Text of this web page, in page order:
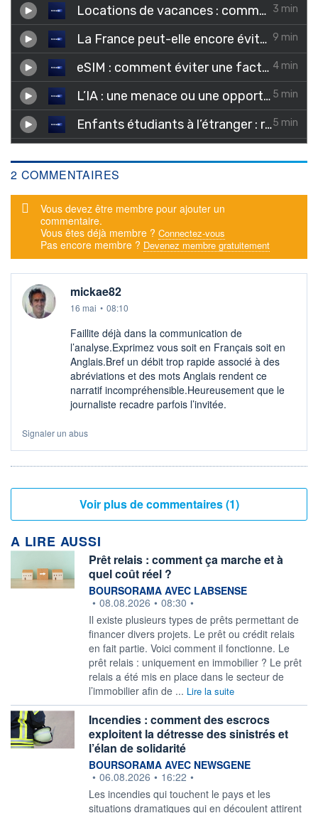
2 COMMENTAIRES
Message d'alerte
Vous devez être membre pour ajouter un
commentaire.
Vous êtes déjà membre ? Connectez-vous
Pas encore membre ? Devenez membre gratuitement
mickae82
16 mai • 08:10
Faillite déjà dans la communication de
l’analyse.Exprimez vous soit en Français soit en
Anglais.Bref un débit trop rapide associé à des
abréviations et des mots Anglais rendent ce
narratif incompréhensible.Heureusement que le
journaliste recadre parfois l’invitée.
Signaler un abus
Voir plus de commentaires (1)
A LIRE AUSSI
Prêt relais : comment ça marche et à
quel coût réel ?
information fournie par
BOURSORAMA AVEC LABSENSE
• 08.08.2026 • 08:30 •
Il existe plusieurs types de prêts permettant de
financer divers projets. Le prêt ou crédit relais
en fait partie. Voici comment il fonctionne. Le
prêt relais : uniquement en immobilier ? Le prêt
relais a été mis en place dans le secteur de
l’immobilier afin de ... Lire la suite
Incendies : comment des escrocs
exploitent la détresse des sinistrés et
l’élan de solidarité
information fournie par
BOURSORAMA AVEC NEWSGENE
• 06.08.2026 • 16:22 •
Les incendies qui touchent le pays et les
situations dramatiques qui en découlent attirent